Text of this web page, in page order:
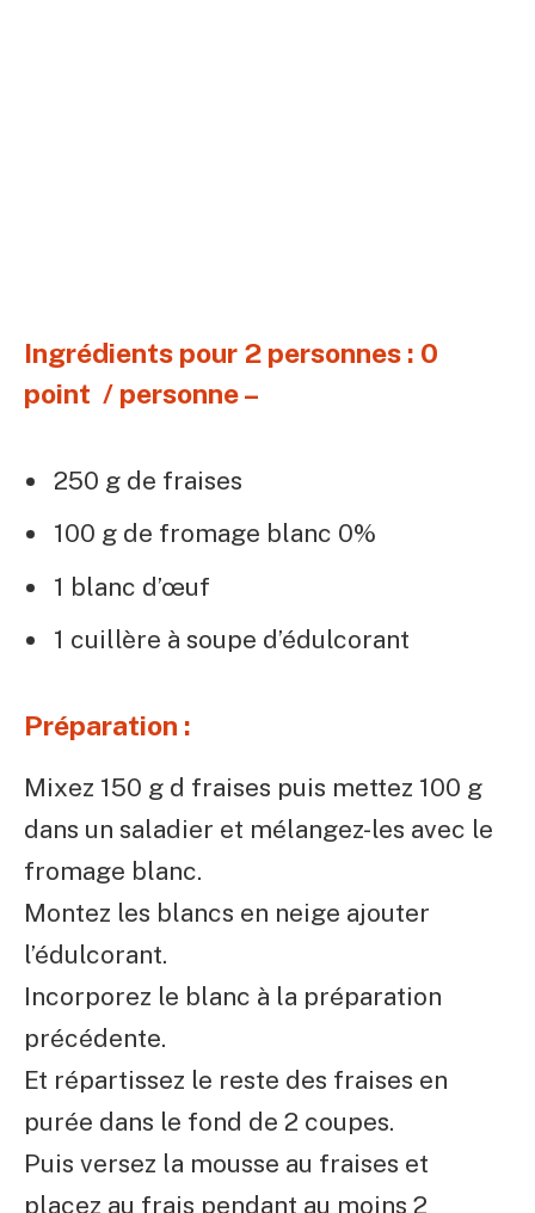
Ingrédients pour 2 personnes : 0
point / personne –
250 g de fraises
100 g de fromage blanc 0%
1 blanc d’œuf
1 cuillère à soupe d’édulcorant
Préparation :
Mixez 150 g d fraises puis mettez 100 g
dans un saladier et mélangez-les avec le
fromage blanc.
Montez les blancs en neige ajouter
l’édulcorant.
Incorporez le blanc à la préparation
précédente.
Et répartissez le reste des fraises en
purée dans le fond de 2 coupes.
Puis versez la mousse au fraises et
placez au frais pendant au moins 2